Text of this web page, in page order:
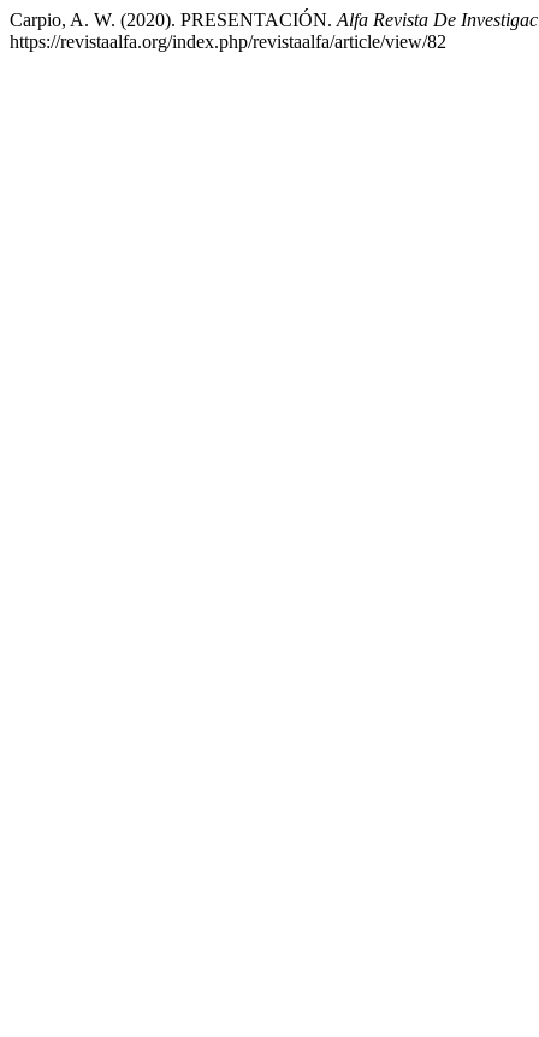
Carpio, A. W. (2020). PRESENTACIÓN. Alfa Revista De
https://revistaalfa.org/index.php/revistaalfa/article/view/82